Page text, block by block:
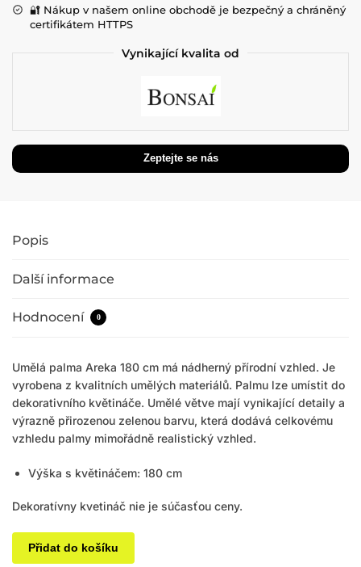
🔐 Nákup v našem online obchodě je bezpečný a chráněný
certifikátem HTTPS
Vynikající kvalita od
Popis
Další informace
Hodnocení 0
Umělá palma Areka 180 cm má nádherný přírodní vzhled. Je
vyrobena z kvalitních umělých materiálů. Palmu lze umístit do
dekorativního květináče. Umělé větve mají vynikající detaily a
výrazně přirozenou zelenou barvu, která dodává celkovému
vzhledu palmy mimořádně realistický vzhled.
Výška s květináčem: 180 cm
Dekoratívny kvetináč nie je súčasťou ceny.
Přidat do košíku